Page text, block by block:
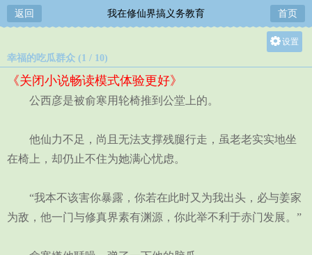
返回 我在修仙界搞义务教育 首页
设置
幸福的吃瓜群众 (1 / 10)
《关闭小说畅读模式体验更好》
公西彦是被俞寒用轮椅推到公堂上的。
他仙力不足，尚且无法支撑残腿行走，虽老老实实地坐
在椅上，却仍止不住为她满心忧虑。
“我本不该害你暴露，你若在此时又为我出头，必与姜家
为敌，他一门与修真界素有渊源，你此举不利于赤门发展。”